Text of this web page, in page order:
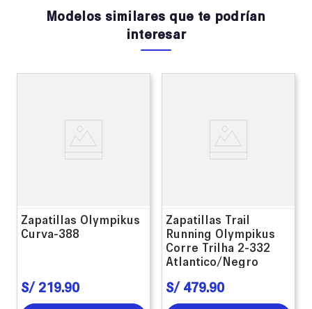
Modelos similares que te podrían
interesar
Zapatillas Olympikus
Curva-388
S/ 219.90
Zapatillas Trail
Running Olympikus
Corre Trilha 2-332
Atlantico/Negro
S/ 479.90